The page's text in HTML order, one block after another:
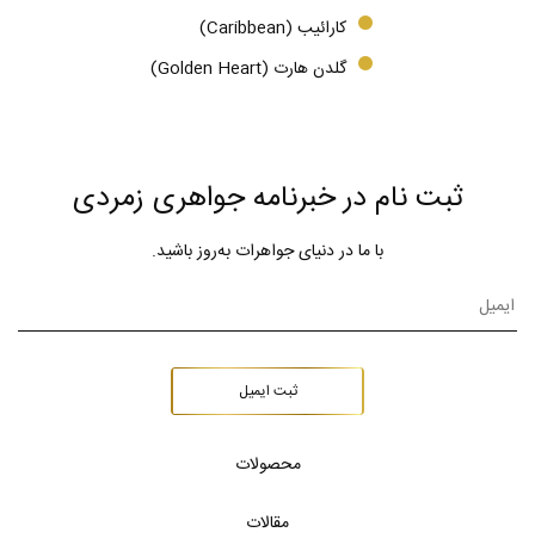
کارائیب (Caribbean)
گلدن هارت (Golden Heart)
ثبت نام در خبرنامه جواهری زمردی
با ما در دنیای جواهرات به‌روز باشید.
ثبت ایمیل
محصولات
مقالات